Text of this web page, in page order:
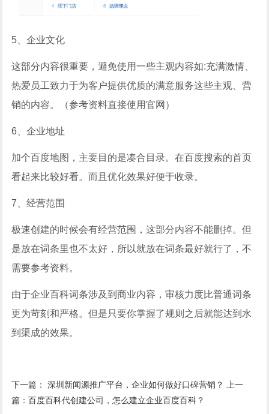
5、企业文化
这部分内容很重要，避免使用一些主观内容如:充满激情、
热爱员工致力于为客户提供优质的满意服务这些主观、营
销的内容。（参考资料直接使用官网）
6、企业地址
加个百度地图，主要目的是凑合目录。在百度搜索的首页
看起来比较好看。而且优化效果好便于收录。
7、经营范围
极速创建的时候会有经营范围，这部分内容不能删掉。但
是放在词条里也不太好，所以就放在词条最好就行了，不
需要参考资料。
由于企业百科词条涉及到商业内容，审核力度比普通词条
更为苛刻和严格。但是只要你掌握了规则之后就能达到水
到渠成的效果。
下一篇： 深圳新闻源推广平台，企业如何做好口碑营销？
上一
篇：百度百科代创建公司，怎么建立企业百度百科？